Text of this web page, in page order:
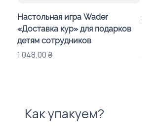
Настольная игра Wader
«Доставка кур» для подарков
детям сотрудников
Цена
1 048,00 ₴
Как упакуем?